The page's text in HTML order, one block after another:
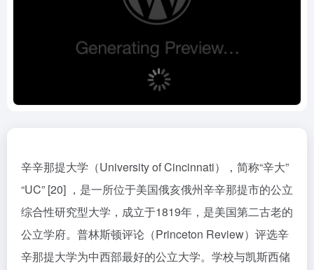
辛辛那提大学（University of Cincinnati），简称“辛大”
“UC” [20] ，是一所位于美国俄亥俄州辛辛那提市的公立
综合性研究型大学，成立于1819年，是美国第二古老的
公立学府。普林斯顿评论（Princeton Review）评选辛
辛那提大学为中西部最好的公立大学。学校与凯斯西储